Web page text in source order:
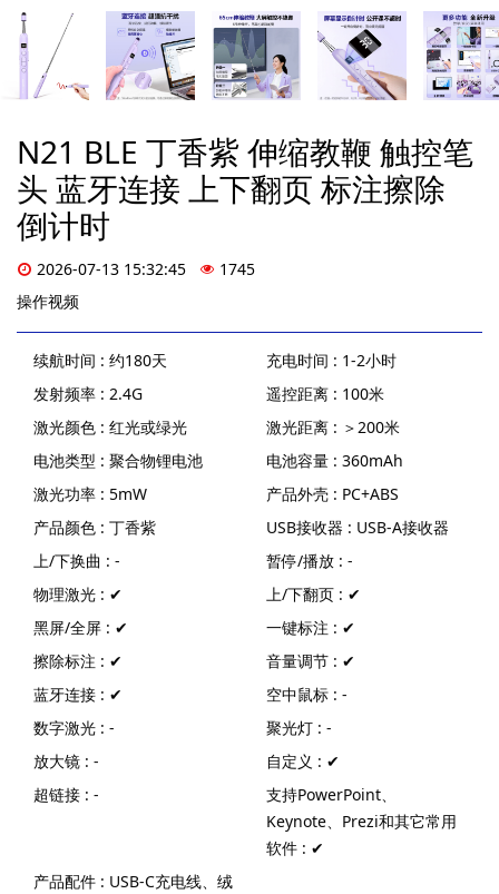
N21 BLE 丁香紫 伸缩教鞭 触控笔
头 蓝牙连接 上下翻页 标注擦除
倒计时
2026-07-13 15:32:45
1745
操作视频
续航时间 : 约180天
充电时间 : 1-2小时
发射频率 : 2.4G
遥控距离 : 100米
激光颜色 : 红光或绿光
激光距离 : ＞200米
电池类型 : 聚合物锂电池
电池容量 : 360mAh
激光功率 : 5mW
产品外壳 : PC+ABS
产品颜色 : 丁香紫
USB接收器 : USB-A接收器
上/下换曲 : -
暂停/播放 : -
物理激光 : ✔
上/下翻页 : ✔
黑屏/全屏 : ✔
一键标注 : ✔
擦除标注 : ✔
音量调节 : ✔
蓝牙连接 : ✔
空中鼠标 : -
数字激光 : -
聚光灯 : -
放大镜 : -
自定义 : ✔
超链接 : -
支持PowerPoint、
Keynote、Prezi和其它常用
软件 : ✔
产品配件 : USB-C充电线、绒